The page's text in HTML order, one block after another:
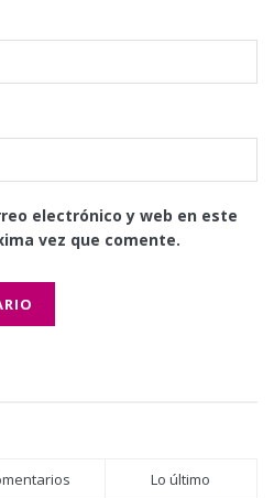
electrónico y web en este
vez que comente.
Lo último